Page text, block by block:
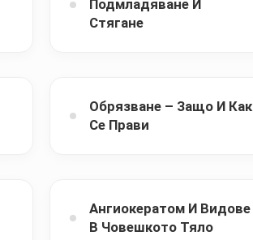
Подмладяване И
Стягане
Обрязване – Защо И Как
Се Прави
Ангиокератом И Видове
В Човешкото Тяло